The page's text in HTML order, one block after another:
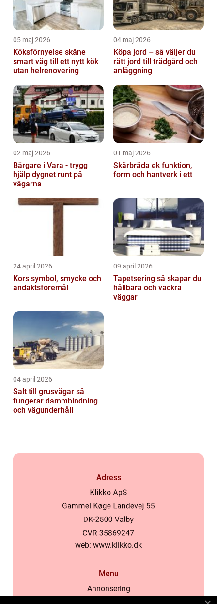
05 maj 2026
Köksförnyelse skåne
smart väg till ett nytt kök
utan helrenovering
04 maj 2026
Köpa jord – så väljer du
rätt jord till trädgård och
anläggning
02 maj 2026
Bärgare i Vara - trygg
hjälp dygnet runt på
vägarna
01 maj 2026
Skärbräda ek funktion,
form och hantverk i ett
24 april 2026
Kors symbol, smycke och
andaktsföremål
09 april 2026
Tapetsering så skapar du
hållbara och vackra
väggar
04 april 2026
Salt till grusvägar så
fungerar dammbindning
och vägunderhåll
Adress
web: www.klikko.dk
Menu
Annonsering